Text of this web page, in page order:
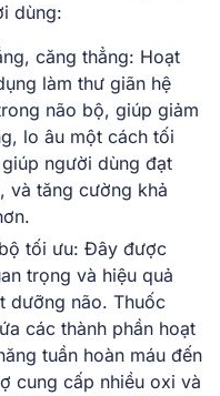
dùng:
căng thẳng: Hoạt
làm thư giãn hệ
não bộ, giúp giảm
lo âu một cách tối
người dùng đạt
và tăng cường khả
tối ưu: Đây được
trọng và hiệu quả
dưỡng não. Thuốc
các thành phần hoạt
tuần hoàn máu đến
cung cấp nhiều oxi và